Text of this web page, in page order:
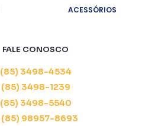
ACESSÓRIOS
FALE CONOSCO
(85) 3498-4534
(85) 3498-1239
(85) 3498-5540
(85) 98957-8693